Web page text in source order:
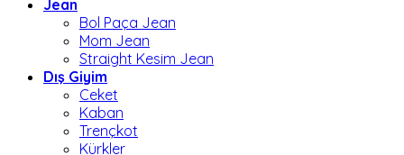
Jean
Bol Paça Jean
Mom Jean
Straight Kesim Jean
Dış Giyim
Ceket
Kaban
Trençkot
Kürkler